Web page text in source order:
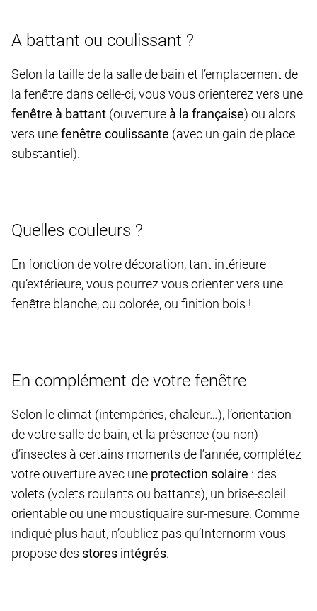
A battant ou coulissant ?
Selon la taille de la salle de bain et l’emplacement de
la fenêtre dans celle-ci, vous vous orienterez vers une
fenêtre à battant (ouverture à la française) ou alors
vers unefenêtre coulissante (avec un gain de place
substantiel).
Quelles couleurs ?
En fonction de votre décoration, tant intérieure
qu’extérieure, vous pourrez vous orienter vers une
fenêtre blanche, ou colorée, ou finition bois !
En complément de votre fenêtre
Selon le climat (intempéries, chaleur…), l’orientation
de votre salle de bain, et la présence (ou non)
d’insectes à certains moments de l’année, complétez
votre ouverture avec une protection solaire : des
volets (volets roulants ou battants), un brise-soleil
orientable ou une moustiquaire sur-mesure. Comme
indiqué plus haut, n’oubliez pas qu’Internorm vous
propose des stores intégrés.